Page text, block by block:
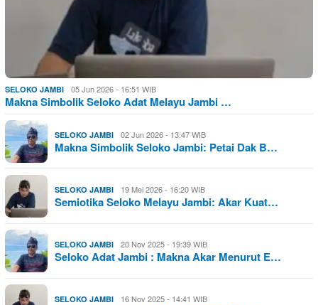
SELOKO JAMBI 05 Jun 2026 - 16:51 WIB
Makna Simbolik Seloko Adat Melayu Jambi …
SELOKO JAMBI 02 Jun 2026 - 13:47 WIB
Makna Simbolik Seloko Jambi: Petai Dak B…
SELOKO JAMBI 19 Mei 2026 - 16:20 WIB
Semiotika Seloko Melayu Jambi: Akar Kuat…
SELOKO JAMBI 20 Nov 2025 - 19:39 WIB
Seloko Adat Jambi : Makna Akar Menurut E…
SELOKO JAMBI 16 Nov 2025 - 14:41 WIB